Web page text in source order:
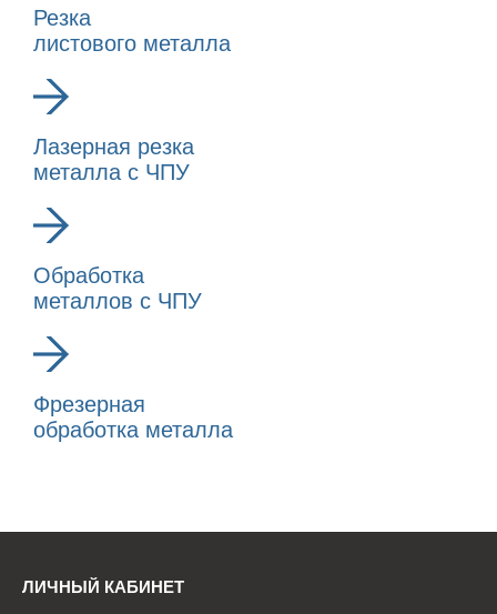
Резка
листового металла
Лазерная резка
металла с ЧПУ
Обработка
металлов с ЧПУ
Фрезерная
обработка металла
ЛИЧНЫЙ КАБИНЕТ